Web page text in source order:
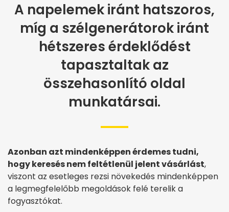
A napelemek iránt hatszoros,
míg a szélgenerátorok iránt
hétszeres érdeklődést
tapasztaltak az
összehasonlító oldal
munkatársai.
Azonban azt mindenképpen érdemes tudni,
hogy keresés nem feltétlenül jelent vásárlást,
viszont az esetleges rezsi növekedés mindenképpen
a legmegfelelőbb megoldások felé terelik a
fogyasztókat.